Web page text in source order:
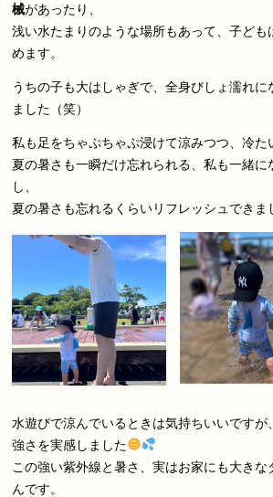
械があったり、
浅い水たまりのような場所もあって、子ども
めます。
うちの子も大はしゃぎで、全身びしょ濡れ
ました（笑）
私も足をちゃぷちゃぷ浸けて涼みつつ、冷た
夏の暑さも一瞬だけ忘れられる、私も一緒に
し、
夏の暑さも忘れるくらいリフレッシュできま
水遊びで涼んでいるときは気持ちいいですが
強さを実感しました
この強い紫外線と暑さ、実はお家にも大きな
んです。